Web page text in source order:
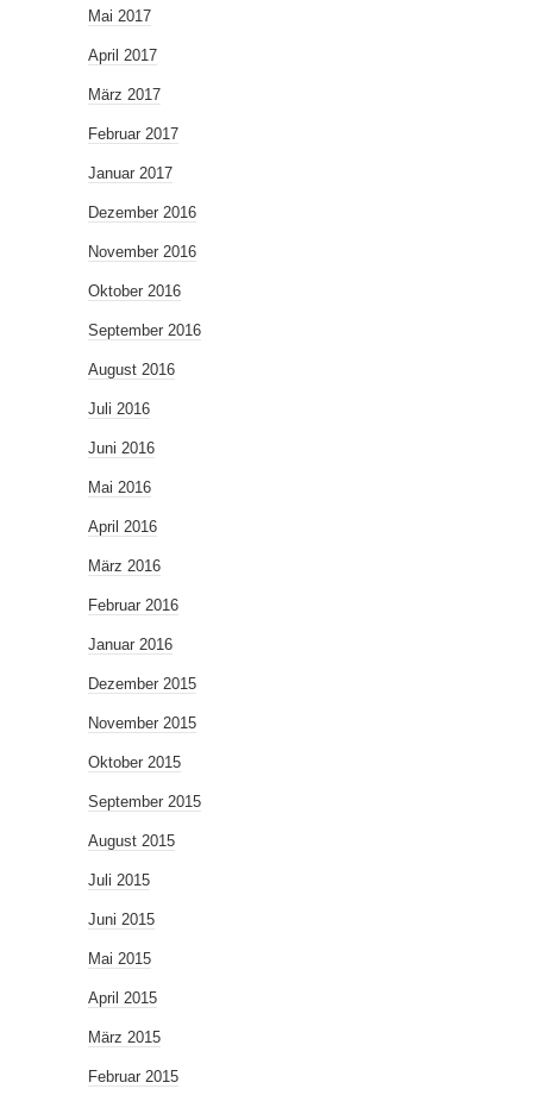
Mai 2017
April 2017
März 2017
Februar 2017
Januar 2017
Dezember 2016
November 2016
Oktober 2016
September 2016
August 2016
Juli 2016
Juni 2016
Mai 2016
April 2016
März 2016
Februar 2016
Januar 2016
Dezember 2015
November 2015
Oktober 2015
September 2015
August 2015
Juli 2015
Juni 2015
Mai 2015
April 2015
März 2015
Februar 2015